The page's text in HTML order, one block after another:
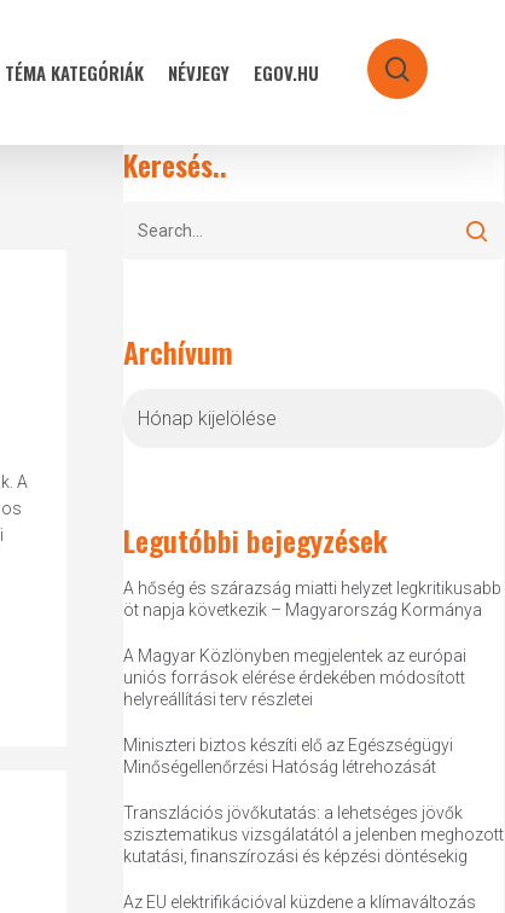
TÉMA KATEGÓRIÁK NÉVJEGY EGOV.HU search
A
Keresés..
Archívum
Legutóbbi bejegyzések
A hőség és szárazság miatti helyzet legkritikusabb
öt napja következik – Magyarország Kormánya
A Magyar Közlönyben megjelentek az európai
uniós források elérése érdekében módosított
helyreállítási terv részletei
Miniszteri biztos készíti elő az Egészségügyi
Minőségellenőrzési Hatóság létrehozását
Transzlációs jövőkutatás: a lehetséges jövők
szisztematikus vizsgálatától a jelenben meghozott
kutatási, finanszírozási és képzési döntésekig
Az EU elektrifikációval küzdene a klímaváltozás